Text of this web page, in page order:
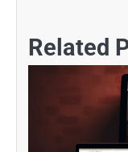
Related